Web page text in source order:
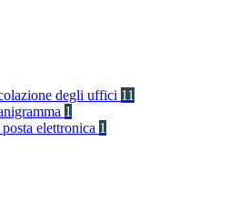
degli uffici 11
1
elettronica 1